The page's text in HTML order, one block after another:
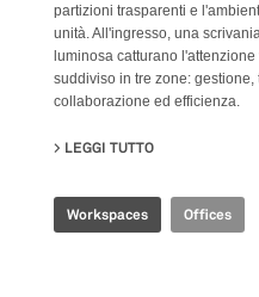
partizioni trasparenti e
unità. All'ingresso, una
luminosa catturano
suddiviso in tre zone:
collaborazione ed efficienza.
LEGGI TUTTO
Workspaces Offices